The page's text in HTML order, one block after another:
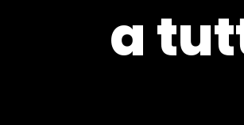
a